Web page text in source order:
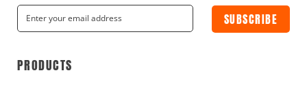
SUBSCRIBE
PRODUCTS